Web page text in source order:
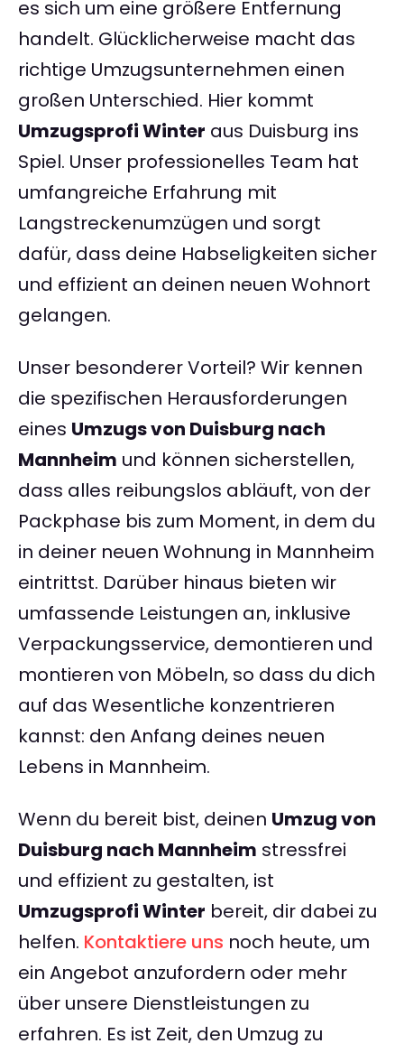
es sich um eine größere Entfernung
handelt. Glücklicherweise macht das
richtige Umzugsunternehmen einen
großen Unterschied. Hier kommt
Umzugsprofi Winter aus Duisburg ins
Spiel. Unser professionelles Team hat
umfangreiche Erfahrung mit
Langstreckenumzügen und sorgt
dafür, dass deine Habseligkeiten sicher
und effizient an deinen neuen Wohnort
gelangen.
Unser besonderer Vorteil? Wir kennen
die spezifischen Herausforderungen
eines Umzugs von Duisburg nach
Mannheim und können sicherstellen,
dass alles reibungslos abläuft, von der
Packphase bis zum Moment, in dem du
in deiner neuen Wohnung in Mannheim
eintrittst. Darüber hinaus bieten wir
umfassende Leistungen an, inklusive
Verpackungsservice, demontieren und
montieren von Möbeln, so dass du dich
auf das Wesentliche konzentrieren
kannst: den Anfang deines neuen
Lebens in Mannheim.
Wenn du bereit bist, deinen Umzug von
Duisburg nach Mannheim stressfrei
und effizient zu gestalten, ist
Umzugsprofi Winter bereit, dir dabei zu
helfen. Kontaktiere uns noch heute, um
ein Angebot anzufordern oder mehr
über unsere Dienstleistungen zu
erfahren. Es ist Zeit, den Umzug zu